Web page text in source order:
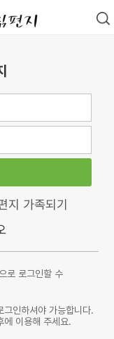
지 가족되기
로 로그인할 수
그인하셔야 가능합니다.
에 이용해 주세요.